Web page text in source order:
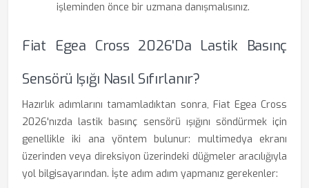
işleminden önce bir uzmana danışmalısınız.
Fiat Egea Cross 2026'da Lastik Basınç
Sensörü Işığı Nasıl Sıfırlanır?
Hazırlık adımlarını tamamladıktan sonra, Fiat Egea Cross
2026'nızda lastik basınç sensörü ışığını söndürmek için
genellikle iki ana yöntem bulunur: multimedya ekranı
üzerinden veya direksiyon üzerindeki düğmeler aracılığıyla
yol bilgisayarından. İşte adım adım yapmanız gerekenler: